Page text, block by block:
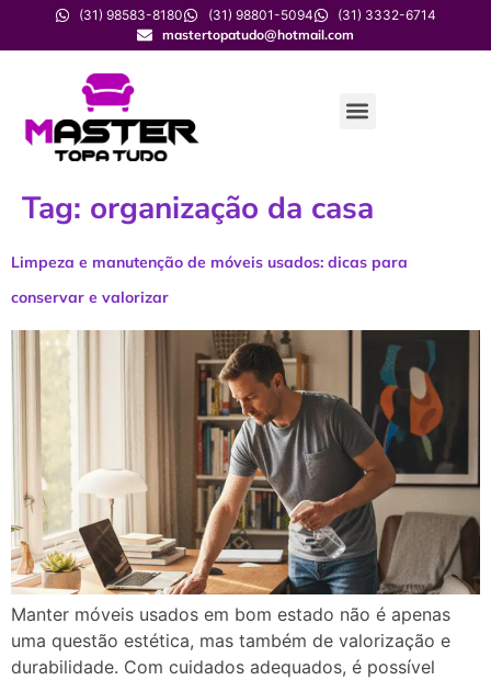
(31) 98583-8180 (31) 98801-5094
(31) 3332-6714
mastertopatudo@hotmail.com
Tag: organização da casa
Limpeza e manutenção de móveis usados: dicas para
conservar e valorizar
Manter móveis usados em bom estado não é apenas
uma questão estética, mas também de valorização e
durabilidade. Com cuidados adequados, é possível